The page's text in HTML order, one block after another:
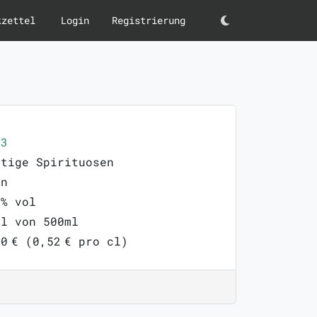
Login Registrierung Darkmode
Spirituosen
vol
von 500ml
€ (0,52 € pro cl)